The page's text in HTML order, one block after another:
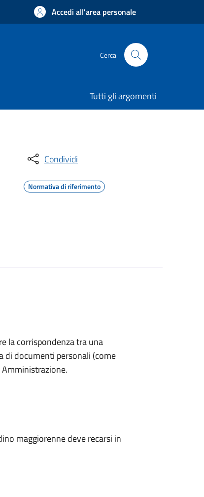
Accedi all'area personale
Cerca
Tutti gli argomenti
Condividi
Normativa di riferimento
la corrispondenza tra una
di documenti personali (come
maggiorenne deve recarsi in